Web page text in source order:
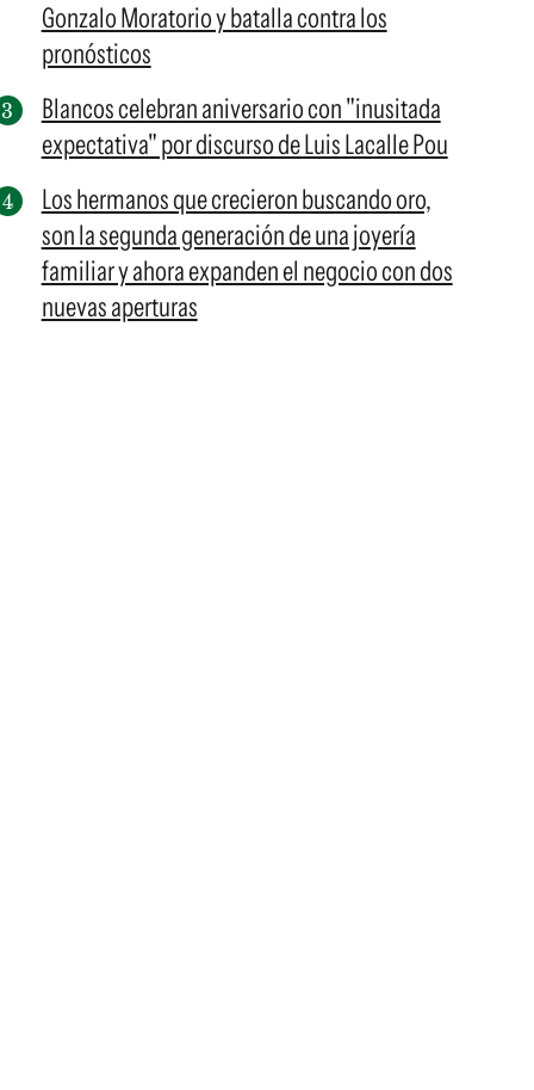
Gonzalo Moratorio y batalla contra los
pronósticos
Blancos celebran aniversario con "inusitada
expectativa" por discurso de Luis Lacalle Pou
Los hermanos que crecieron buscando oro,
son la segunda generación de una joyería
familiar y ahora expanden el negocio con dos
nuevas aperturas